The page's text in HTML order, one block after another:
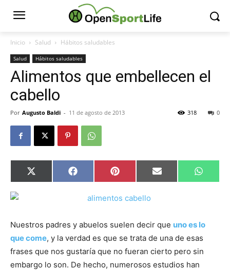
Inicio Salud Hábitos saludables
Salud Hábitos saludables
Alimentos que embellecen el
cabello
Por Augusto Baldi - 11 de agosto de 2013 0
318
Compartir
en
X
(Twitter)
Compartir
en
Facebook Compartir
en
Pinterest Compartir
en
Email
en
Nuestros padres y abuelos suelen decir que uno es lo
que come, y la verdad es que se trata de una de esas
frases que nos gustaría que no fueran cierto pero sin
embargo lo son. De hecho, numerosos estudios han